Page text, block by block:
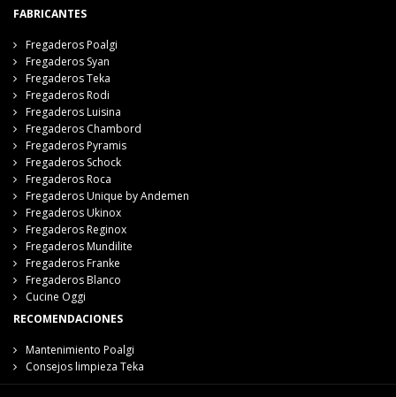
FABRICANTES
Fregaderos Poalgi
Fregaderos Syan
Fregaderos Teka
Fregaderos Rodi
Fregaderos Luisina
Fregaderos Chambord
Fregaderos Pyramis
Fregaderos Schock
Fregaderos Roca
Fregaderos Unique by Andemen
Fregaderos Ukinox
Fregaderos Reginox
Fregaderos Mundilite
Fregaderos Franke
Fregaderos Blanco
Cucine Oggi
RECOMENDACIONES
Mantenimiento Poalgi
Consejos limpieza Teka